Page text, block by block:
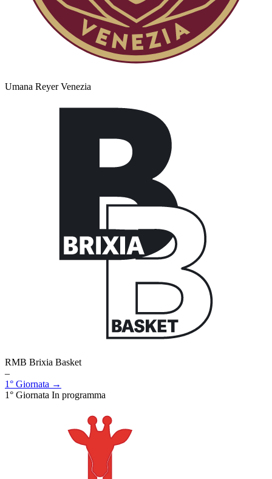
Umana Reyer Venezia
RMB Brixia Basket
–
1° Giornata →
1° Giornata In programma